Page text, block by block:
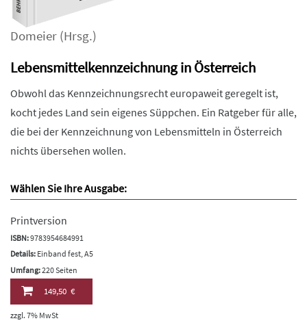
Domeier (Hrsg.)
Lebensmittelkennzeichnung in Österreich
Obwohl das Kennzeichnungsrecht europaweit geregelt ist,
kocht jedes Land sein eigenes Süppchen. Ein Ratgeber für alle,
die bei der Kennzeichnung von Lebensmitteln in Österreich
nichts übersehen wollen.
Wählen Sie Ihre Ausgabe:
Printversion
ISBN:9783954684991
Details: Einband fest, A5
Umfang:220 Seiten
149,50 €
zzgl. 7% MwSt